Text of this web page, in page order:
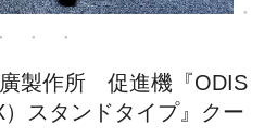
製作所 促進機『ODIS
スタンドタイプ』クー